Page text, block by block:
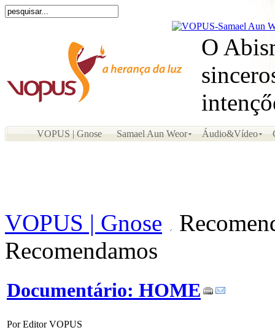
O
VOPUS | Gnose Samael Aun Weor Áudio&Vídeo
VOPUS | Gnose
Recomendamos
Documentário: HOME
Por Editor VOPUS